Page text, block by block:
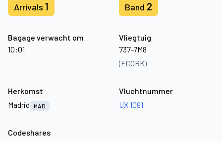
Arrivals 1 Band 2
Bagage verwacht om
10:01
Vliegtuig
737-7M8
(ECORK)
Herkomst
Madrid
MAD
Vluchtnummer
UX 1091
Codeshares